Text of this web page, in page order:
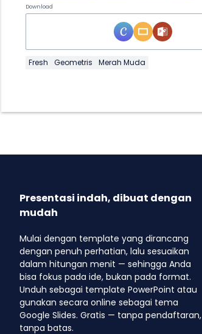
Download
Fresh Geometris Merah Muda
Presentasi indah, dibuat dengan
mudah
Mulai dengan template yang dirancang
dengan penuh perhatian, lalu sesuaikan
dalam hitungan menit — sehingga Anda
bisa fokus pada ide, bukan pada format.
Unduh sebagai template PowerPoint atau
gunakan secara online sebagai tema
Google Slides. Gratis — tanpa pendaftaran,
tanpa batas.